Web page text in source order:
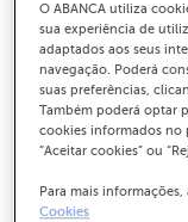
Tudo o
saber
Superior
O ABANCA utiliza
sua experiência de
adaptados aos seus
navegação. Poderá
suas preferências,
Também poderá optar
cookies informados no
“Aceitar cookies” ou
Para mais
Cookies